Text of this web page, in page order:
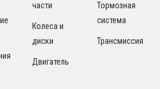
части
Колеса и
диски
Двигатель
Тормозная
система
Трансмиссия